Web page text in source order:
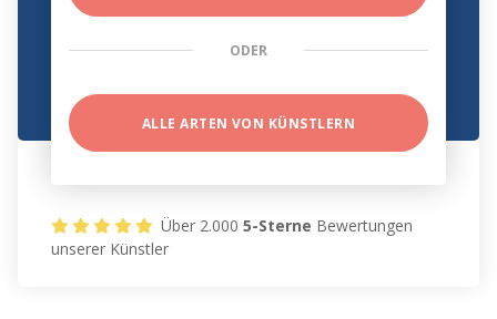
ODER
ALLE ARTEN VON KÜNSTLERN
Über 2.0005-Sterne Bewertungen
unserer Künstler